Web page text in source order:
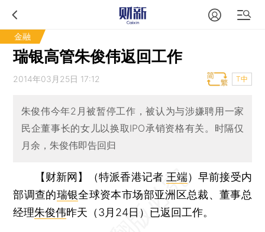
金融
瑞银高管朱俊伟返回工作
2014年03月25日 17:12 T中
朱俊伟今年2月被暂停工作，被认为与涉嫌聘用一家
民企董事长的女儿以换取IPO承销资格有关。时隔仅
月余，朱俊伟即告回归
【财新网】（特派香港记者 王端）早前接受内
部调查的瑞银全球资本市场部亚洲区总裁、董事总
经理朱俊伟昨天（3月24日）已返回工作。